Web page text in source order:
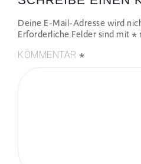
Deine E-Mail-Adresse wird
Erforderliche Felder sind mit *
KOMMENTAR *